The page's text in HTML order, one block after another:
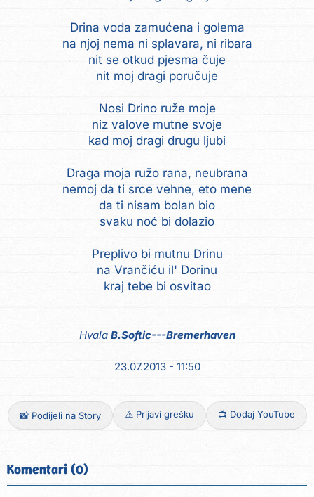
Drina voda zamućena i golema
na njoj nema ni splavara, ni ribara
nit se otkud pjesma čuje
nit moj dragi poručuje
Nosi Drino ruže moje
niz valove mutne svoje
kad moj dragi drugu ljubi
Draga moja ružo rana, neubrana
nemoj da ti srce vehne, eto mene
da ti nisam bolan bio
svaku noć bi dolazio
Preplivo bi mutnu Drinu
na Vrančiću il' Dorinu
kraj tebe bi osvitao
Hvala B.Softic---Bremerhaven
23.07.2013 - 11:50
📸 Podijeli na Story ⚠️ Prijavi grešku 📺 Dodaj YouTube
Komentari (0)